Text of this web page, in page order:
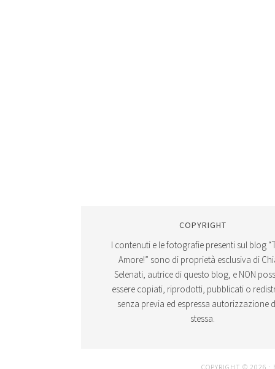
COPYRIGHT
I contenuti e le fotografie presenti sul blog
Amore!” sono di proprietà esclusiva di
Selenati, autrice di questo blog, e NON
essere copiati, riprodotti, pubblicati o
senza previa ed espressa autorizzazione
stessa.
COPYRIGHT © 2026 ·